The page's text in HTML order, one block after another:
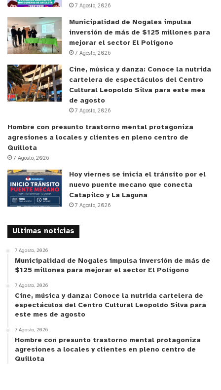
7 Agosto, 2026
Municipalidad de Nogales impulsa
inversión de más de $125 millones para
mejorar el sector El Polígono
7 Agosto, 2026
Cine, música y danza: Conoce la nutrida
cartelera de espectáculos del Centro
Cultural Leopoldo Silva para este mes
de agosto
7 Agosto, 2026
Hombre con presunto trastorno mental protagoniza
agresiones a locales y clientes en pleno centro de
Quillota
7 Agosto, 2026
Hoy viernes se inicia el tránsito por el
nuevo puente mecano que conecta
Catapilco y La Laguna
7 Agosto, 2026
Ultimas noticias
7 Agosto, 2026
Municipalidad de Nogales impulsa inversión de más de
$125 millones para mejorar el sector El Polígono
7 Agosto, 2026
Cine, música y danza: Conoce la nutrida cartelera de
espectáculos del Centro Cultural Leopoldo Silva para
este mes de agosto
7 Agosto, 2026
Hombre con presunto trastorno mental protagoniza
agresiones a locales y clientes en pleno centro de
Quillota